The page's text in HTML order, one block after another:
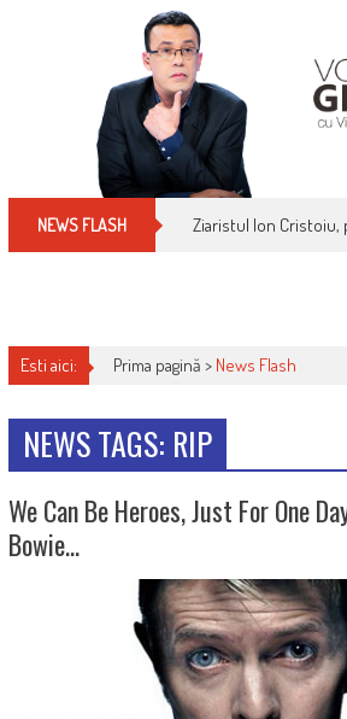
NEWS FLASH Ziaristul Ion Cristoiu,
Esti aici: Prima pagină > News Flash
NEWS TAGS: RIP
We Can Be Heroes, Just For One
Bowie…